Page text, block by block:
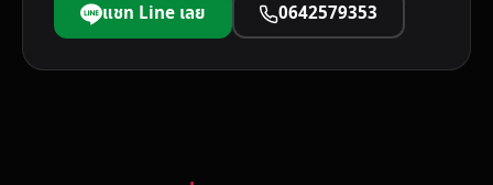
แชท Line เลย 0642579353